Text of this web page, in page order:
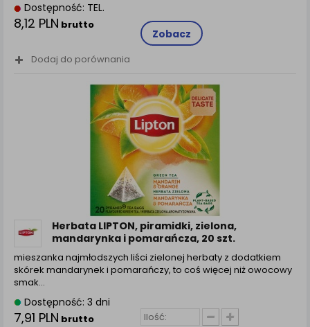
Dostępność: TEL.
8,12 PLN brutto
Zobacz
Dodaj do porównania
Herbata LIPTON, piramidki, zielona,
mandarynka i pomarańcza, 20 szt.
mieszanka najmłodszych liści zielonej herbaty z dodatkiem
skórek mandarynek i pomarańczy, to coś więcej niż owocowy
smak…
Dostępność: 3 dni
7,91 PLN brutto